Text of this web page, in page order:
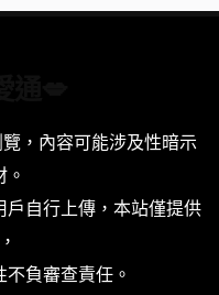
，內容可能涉及性暗示
自行上傳，本站僅提供
負審查責任。